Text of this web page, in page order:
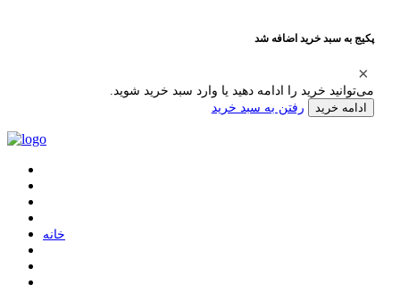
پکیج به سبد خرید اضافه شد
می‌توانید خرید را ادامه دهید یا وارد سبد خرید شوید.
ادامه خرید رفتن به سبد خرید
ﺧﺎﻧﻪ